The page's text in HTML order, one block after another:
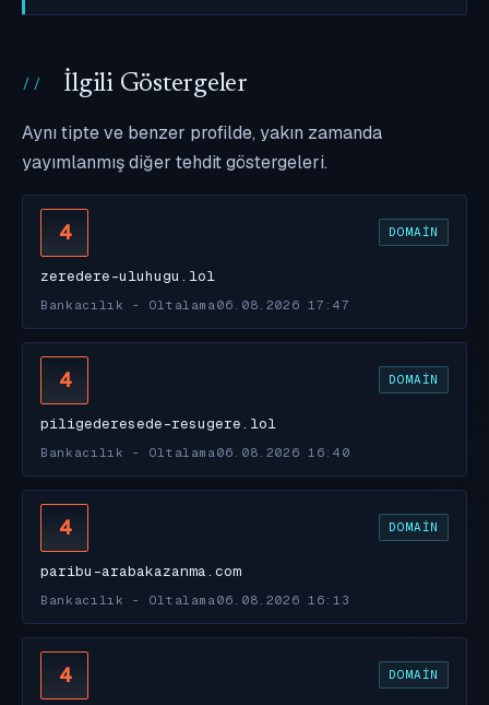
İlgili Göstergeler
Aynı tipte ve benzer profilde, yakın zamanda
yayımlanmış diğer tehdit göstergeleri.
4 DOMAIN
zeredere-uluhugu.lol
Bankacılık - Oltalama 06.08.2026 17:47
4 DOMAIN
piligederesede-resugere.lol
Bankacılık - Oltalama 06.08.2026 16:40
4 DOMAIN
paribu-arabakazanma.com
Bankacılık - Oltalama 06.08.2026 16:13
4 DOMAIN